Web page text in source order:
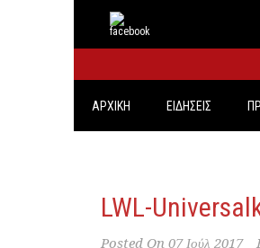
ΑΡΧΙΚΗ ΕΙΔΗΣΕΙΣ
LWL-
Posted On 07 Ιούλ 2017